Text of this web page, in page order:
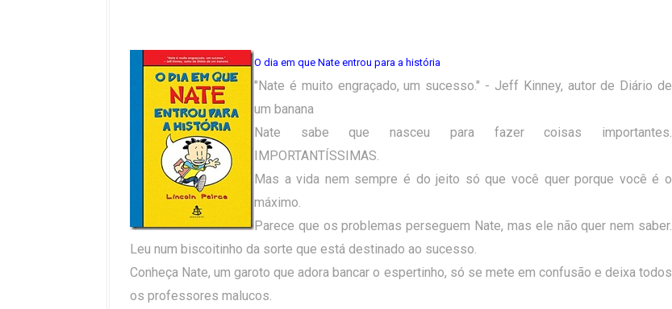
O dia em que Nate entrou para a história
"Nate é muito engraçado, um sucesso." - Jeff Kinney, autor de Diário de
um banana
Nate sabe que nasceu para fazer coisas importantes.
IMPORTANTÍSSIMAS.
Mas a vida nem sempre é do jeito só que você quer porque você é o
máximo.
Parece que os problemas perseguem Nate, mas ele não quer nem saber.
Leu num biscoitinho da sorte que está destinado ao sucesso.
Conheça Nate, um garoto que adora bancar o espertinho, só se mete em confusão e deixa todos
os professores malucos.